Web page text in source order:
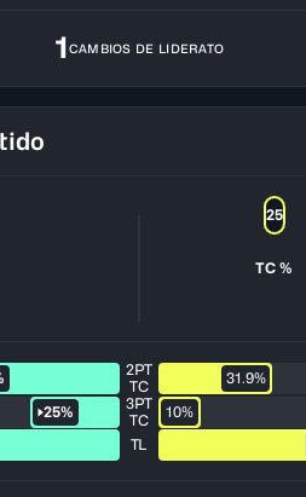
1CAMBIOS DE LIDERATO
TC %
25
2PT
TC
31.9%
25%
3PT
TC
10%
TL